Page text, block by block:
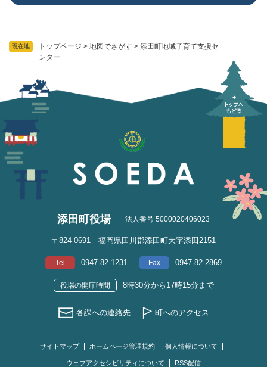
現在地 トップページ > 地図でさがす > 添田町地域子育て支援セ
ンター
添田町役場 法人番号 5000020406023
〒824-0691 福岡県田川郡添田町大字添田2151
Tel 0947-82-1231 Fax 0947-82-2869
役場の開庁時間 8時30分から17時15分まで
各課への連絡先 町へのアクセス
サイトマップ ホームページ管理規約 個人情報について
ウェブアクセシビリティについて RSS配信